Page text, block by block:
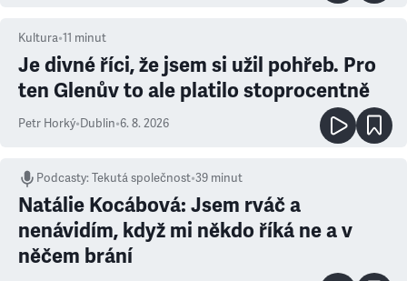
Kultura•11 minut
Je divné říci, že jsem si užil pohřeb. Pro
ten Glenův to ale platilo stoprocentně
Petr Horký•Dublin•6. 8. 2026
Podcasty:Tekutá společnost•39 minut
Natálie Kocábová: Jsem rváč a
nenávidím, když mi někdo říká ne a v
něčem brání